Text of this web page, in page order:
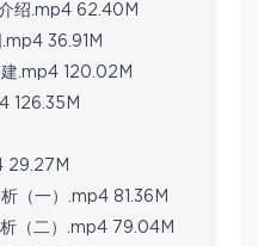
介绍.mp4 62.40M
.mp4 36.91M
建.mp4 120.02M
126.35M
29.27M
（一）.mp4 81.36M
（二）.mp4 79.04M